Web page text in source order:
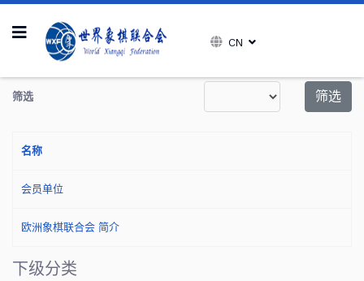
CN
筛选 筛选
名称
会员单位
欧洲象棋联合会 简介
下级分类